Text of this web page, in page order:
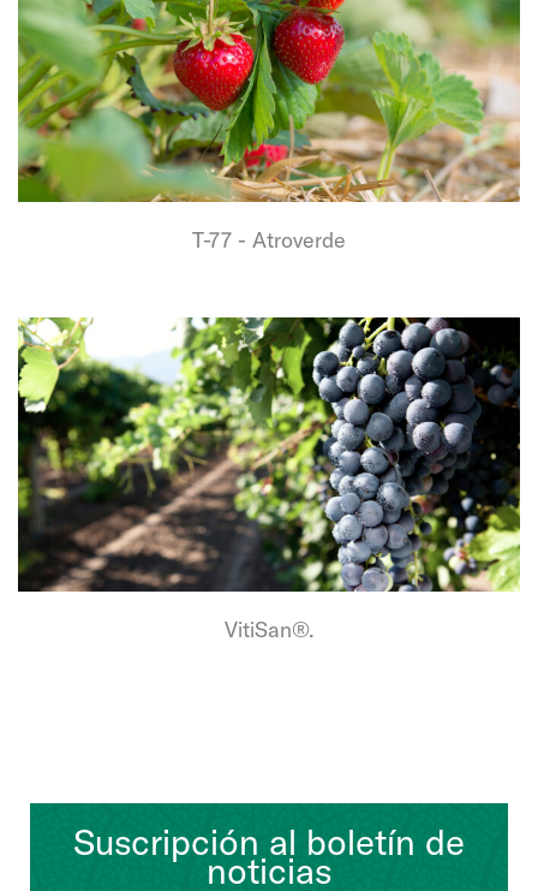
T-77 - Atroverde
VitiSan®.
Suscripción al boletín de
noticias